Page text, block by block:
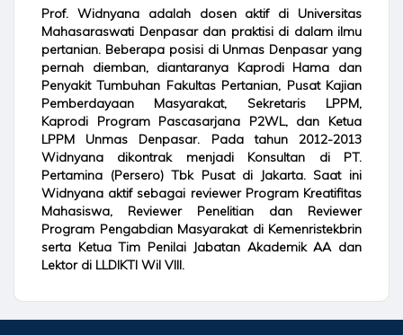
Prof. Widnyana adalah dosen aktif di Universitas
Mahasaraswati Denpasar dan praktisi di dalam ilmu
pertanian. Beberapa posisi di Unmas Denpasar yang
pernah diemban, diantaranya Kaprodi Hama dan
Penyakit Tumbuhan Fakultas Pertanian, Pusat Kajian
Pemberdayaan Masyarakat, Sekretaris LPPM,
Kaprodi Program Pascasarjana P2WL, dan Ketua
LPPM Unmas Denpasar. Pada tahun 2012-2013
Widnyana dikontrak menjadi Konsultan di PT.
Pertamina (Persero) Tbk Pusat di Jakarta. Saat ini
Widnyana aktif sebagai reviewer Program Kreatifitas
Mahasiswa, Reviewer Penelitian dan Reviewer
Program Pengabdian Masyarakat di Kemenristekbrin
serta Ketua Tim Penilai Jabatan Akademik AA dan
Lektor di LLDIKTI Wil VIII.